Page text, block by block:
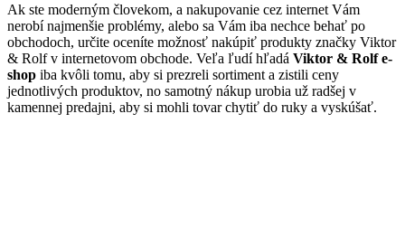
Ak ste moderným človekom, a nakupovanie cez internet Vám
nerobí najmenšie problémy, alebo sa Vám iba nechce behať po
obchodoch, určite oceníte možnosť nakúpiť produkty značky Viktor
& Rolf v internetovom obchode. Veľa ľudí hľadá Viktor & Rolf e-
shop iba kvôli tomu, aby si prezreli sortiment a zistili ceny
jednotlivých produktov, no samotný nákup urobia už radšej v
kamennej predajni, aby si mohli tovar chytiť do ruky a vyskúšať.